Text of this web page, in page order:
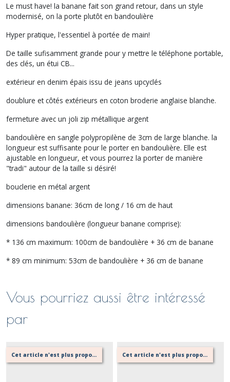
Le must have! la banane fait son grand retour, dans un style
modernisé, on la porte plutôt en bandoulière
Hyper pratique, l'essentiel à portée de main!
De taille sufisamment grande pour y mettre le téléphone portable,
des clés, un étui CB...
extérieur en denim épais issu de jeans upcyclés
doublure et côtés extérieurs en coton broderie anglaise blanche.
fermeture avec un joli zip métallique argent
bandoulière en sangle polypropilène de 3cm de large blanche. la
longueur est suffisante pour le porter en bandoulière. Elle est
ajustable en longueur, et vous pourrez la porter de manière
"tradi" autour de la taille si désiré!
bouclerie en métal argent
dimensions banane: 36cm de long / 16 cm de haut
dimensions bandoulière (longueur banane comprise):
* 136 cm maximum: 100cm de bandoulière + 36 cm de banane
* 89 cm minimum: 53cm de bandoulière + 36 cm de banane
Vous pourriez aussi être intéressé
par
Cet article n'est plus proposé, retournez au menu principal ou contactez moi! Cet article n'est plus proposé, retournez au menu principal ou contactez moi!